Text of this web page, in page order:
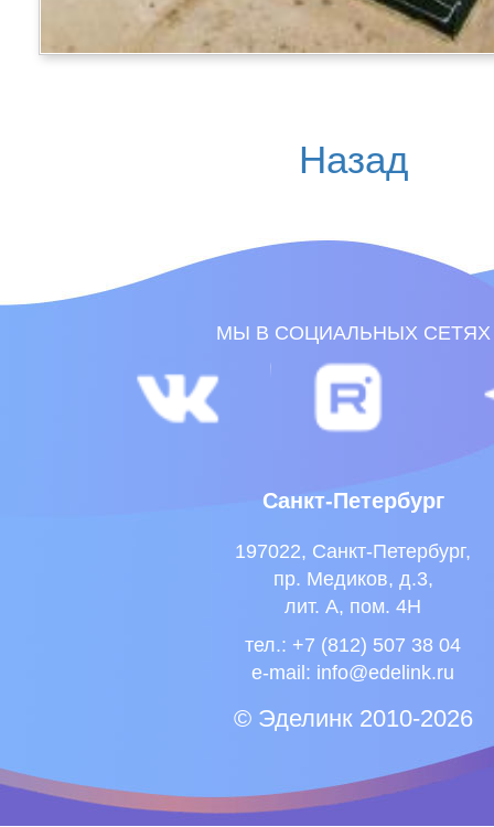
Назад
Санкт-Петербург
197022, Санкт-Петербург,
пр. Медиков, д.3,
лит. А, пом. 4Н
тел.: +7 (812) 507 38 04
e-mail: info@edelink.ru
© Эделинк 2010-2026